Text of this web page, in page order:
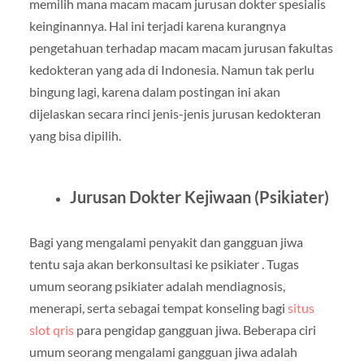
memilih mana macam macam jurusan dokter spesialis
keinginannya. Hal ini terjadi karena kurangnya
pengetahuan terhadap macam macam jurusan fakultas
kedokteran yang ada di Indonesia. Namun tak perlu
bingung lagi, karena dalam postingan ini akan
dijelaskan secara rinci jenis-jenis jurusan kedokteran
yang bisa dipilih.
Jurusan Dokter Kejiwaan (Psikiater)
Bagi yang mengalami penyakit dan gangguan jiwa
tentu saja akan berkonsultasi ke psikiater . Tugas
umum seorang psikiater adalah mendiagnosis,
menerapi, serta sebagai tempat konseling bagi situs
slot qrispara pengidap gangguan jiwa. Beberapa ciri
umum seorang mengalami gangguan jiwa adalah